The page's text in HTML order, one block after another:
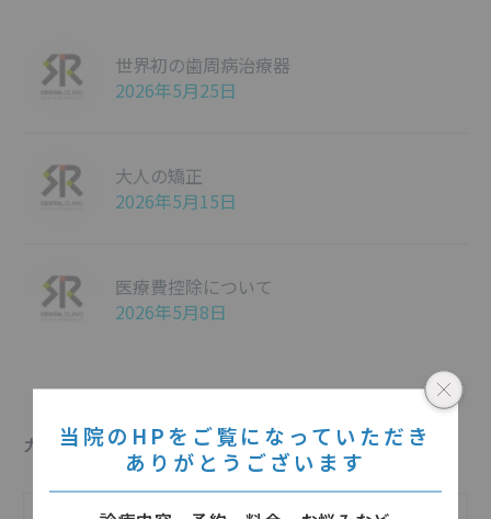
世界初の歯周病治療器
2026年5月25日
大人の矯正
2026年5月15日
医療費控除について
2026年5月8日
カテゴリー
当院のHPをご覧になっていただき
ありがとうございます